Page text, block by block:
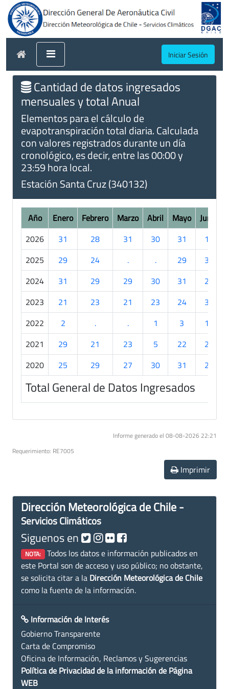
Iniciar Sesión
Cantidad de datos ingresados
mensuales y total Anual
Elementos para el cálculo de
evapotranspiración total diaria. Calculada
con valores registrados durante un día
cronológico, es decir, entre las 00:00 y
23:59 hora local.
Estación Santa Cruz (340132)
Año Enero Febrero Marzo Abril Mayo Junio
2026
31 28 31 30 31
19
2025
29 24 . . 29
30
2024
31 29 29 30 31
21
2023
21 23 21 23 24
30
2022
2 . . 1 3
19
2021
29 21 23 5 22
26
2020
25 29 27 30 31 28
Total General de Datos Ingresados
Informe generado el 08-08-2026 22:21
Requerimiento: RE7005
Imprimir
Dirección Meteorológica de Chile -
Servicios Climáticos
Siguenos en
NOTA: Todos los datos e información publicados en
este Portal son de acceso y uso público; no obstante,
se solicita citar a la Dirección Meteorológica de Chile
como la fuente de la información.
Información de Interés
Gobierno Transparente
Carta de Compromiso
Oficina de Información, Reclamos y Sugerencias
Política de Privacidad de la información de Página
WEB